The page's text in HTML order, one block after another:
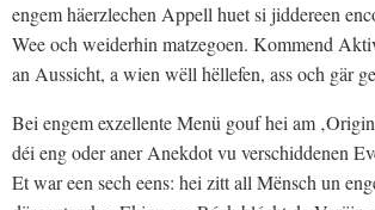
engem häerzlechen Appell huet si jiddereen
Wee och weiderhin matzegoen. Kommend
an Aussicht, a wien wëll hëllefen, ass och gär
Bei engem exzellente Menü gouf hei am
déi eng oder aner Anekdot vu verschiddenen
Et war een sech eens: hei zitt all Mënsch un